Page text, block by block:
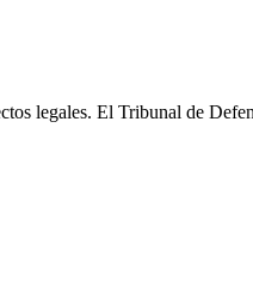
legales. El Tribunal de